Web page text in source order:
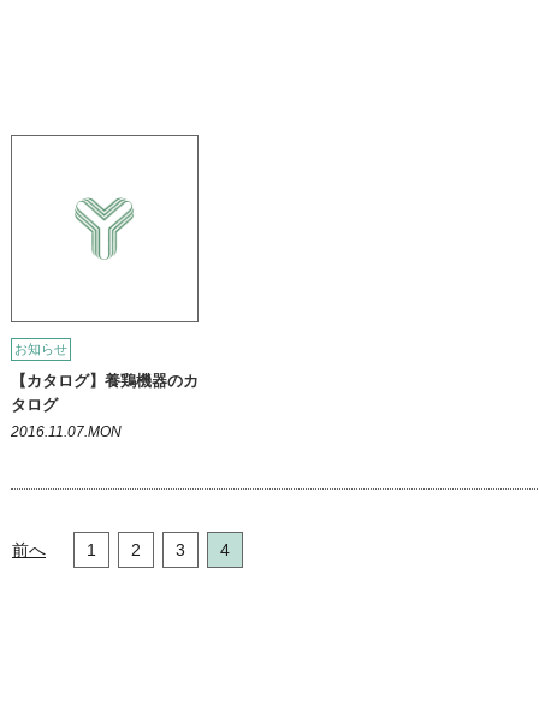
お知らせ
【カタログ】養鶏機器のカ
タログ
2016.11.07.MON
前へ 1 2 3 4